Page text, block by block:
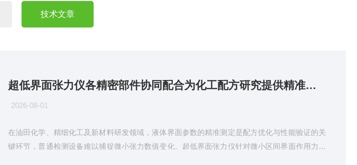
技术文章
超低界面张力仪各精密部件协同配合为化工配方研究提供精准实验数据
2026-08-01
在油田化学、精细化工及新材料研发领域，液体界面参数的精准测定是配方优化与性能验证的关
键环节，普通检测设备难以捕捉微小张力数值变化。超低界面张力仪针对微小区间界面作用力设